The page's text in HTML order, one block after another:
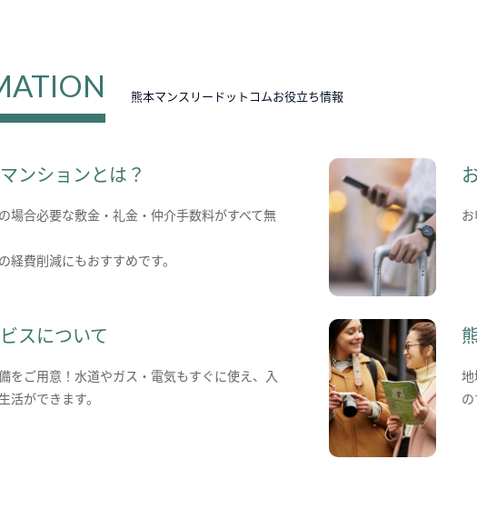
熊本マンスリードットコムお役立ち情報
ンションとは？
場合必要な敷金・礼金・仲介手数料がすべて無
経費削減にもおすすめです。
スについて
をご用意！水道やガス・電気もすぐに使え、入
活ができます。